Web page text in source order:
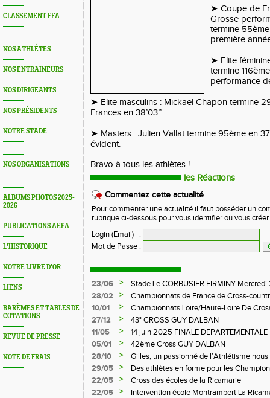
CLASSEMENT FFA
NOS ATHLÉTES
NOS ENTRAINEURS
NOS DIRIGEANTS
NOS PRÉSIDENTS
NOTRE STADE
NOS ORGANISATIONS
ALBUMS PHOTOS 2025-
2026
PUBLICATIONS AEFA
L'HISTORIQUE
NOTRE LIVRE D'OR
LIENS
BARÈMES ET TABLES DE
COTATIONS
REVUE DE PRESSE
NOTE DE FRAIS
➤ Coupe de
Grosse
termine 55ème
première
➤ Elite
termine 116ème
performance
➤ Elite masculins : Mickaël Chapon termine
Frances en 38’03’’
➤ Masters : Julien Vallat termine 95ème en
évident.
Bravo à tous les athlètes !
les Réactions
Commentez cette actualité
Pour commenter une actualité il faut posséder un
rubrique ci-dessous pour vous identifier ou vous
Login (Email)
:
Mot de Passe :
23/06 >
Stade Le CORBUSIER FIRMINY
28/02
>
Championnats de France de Cross-
10/01
>
Championnats Loire/Haute-Loire De
27/12
>
43° CROSS GUY DALBAN
11/05
>
14 juin 2025 FINALE
LE CHAMBON FEUGEROLLES
05/01 >
42ème Cross GUY DALBAN
28/10
>
Gilles, un passionné de l’Athlétisme
29/05
>
Des athlètes en forme pour les
22/05
>
Cross des écoles de la Ricamarie
22/05
>
Intervention école Montrambert La